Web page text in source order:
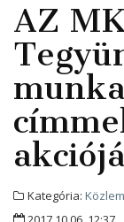
AZ
Kategória: